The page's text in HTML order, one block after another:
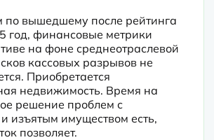
вышедшему после рейтинга
год, финансовые метрики
на фоне среднеотраслевой
кассовых разрывов не
Приобретается
недвижимость. Время на
решение проблем с
изъятым имуществом есть,
позволяет.